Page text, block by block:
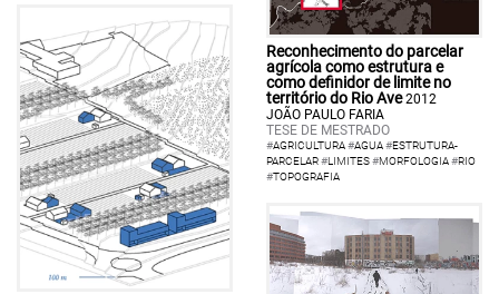
Reconhecimento do parcelar
agrícola como estrutura e
como definidor de limite no
território do Rio Ave2012
JOÃO PAULO FARIA
TESE DE MESTRADO
#AGRICULTURA#AGUA#ESTRUTURA-
PARCELAR#LIMITES#MORFOLOGIA#RIO
#TOPOGRAFIA